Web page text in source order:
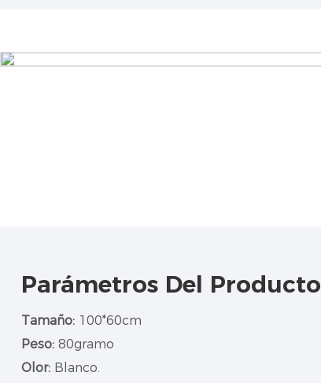
Parámetros Del Producto
Tamaño: 100*60cm
Peso: 80gramo
Olor: Blanco.